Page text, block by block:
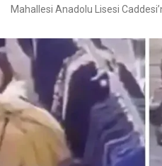
Mahallesi Anadolu Lisesi